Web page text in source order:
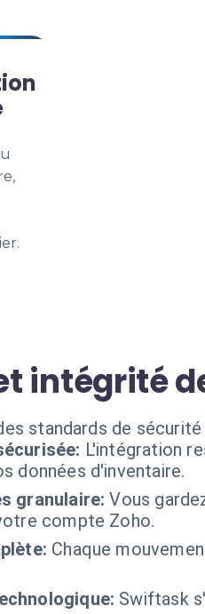
intégrité
standards de
L'intégration
données d'inventaire.
granulaire: Vous
compte Zoho.
Chaque
Swiftask